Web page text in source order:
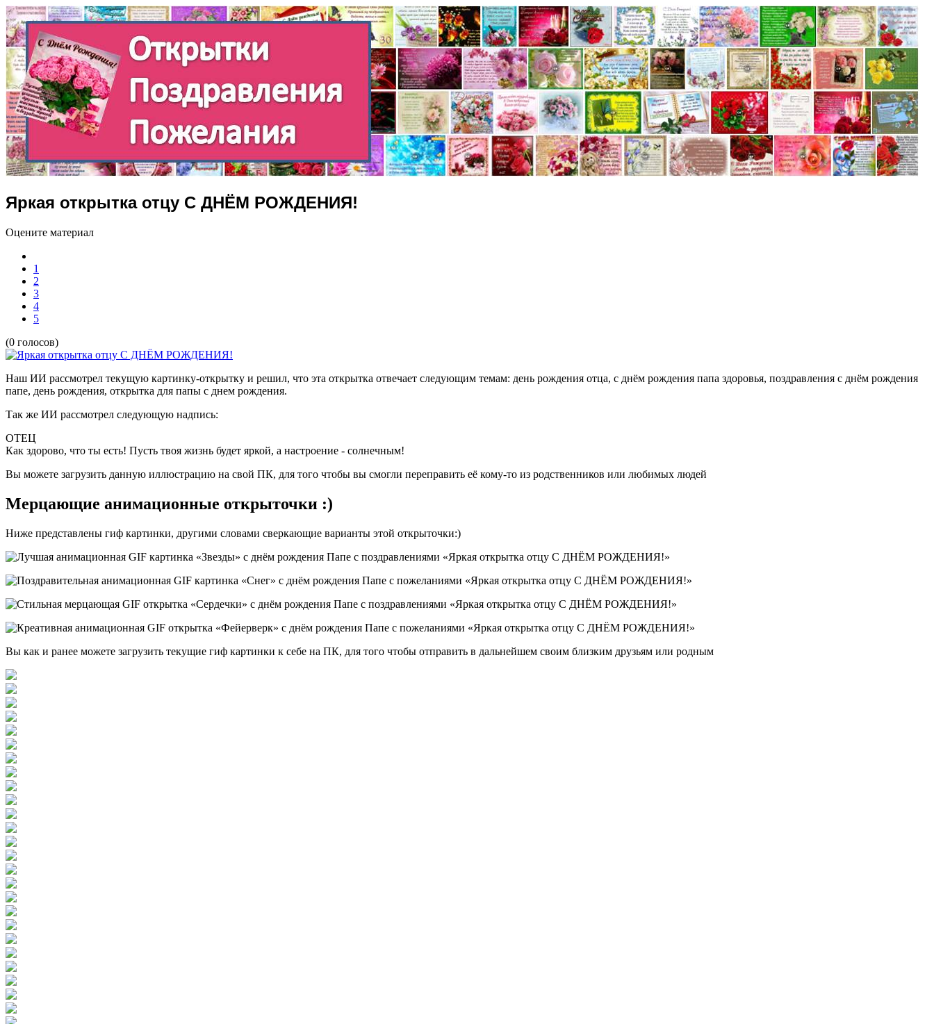
Яркая открытка отцу С ДНЁМ РОЖДЕНИЯ!
Оцените материал
1
2
3
4
5
(0 голосов)
Наш ИИ рассмотрел текущую картинку-открытку и решил, что эта открытка отвечает следующим темам: день рождения отца, с днём рождения папа здоровья, поздравления с днём рождения
папе, день рождения, открытка для папы с днем рождения.
Так же ИИ рассмотрел следующую надпись:
ОТЕЦ
Как здорово, что ты есть! Пусть твоя жизнь будет яркой, а настроение - солнечным!
Вы можете загрузить данную иллюстрацию на свой ПК, для того чтобы вы смогли переправить её кому-то из родственников или любимых людей
Мерцающие анимационные открыточки :)
Ниже представлены гиф картинки, другими словами сверкающие варианты этой открыточки:)
Вы как и ранее можете загрузить текущие гиф картинки к себе на ПК, для того чтобы отправить в дальнейшем своим близким друзьям или родным